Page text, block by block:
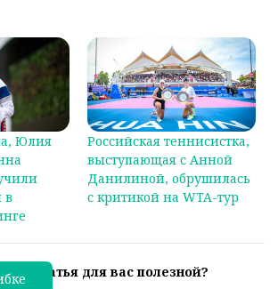
Юлия
в
Российская теннисистка,
выступающая с Анной
Данилиной, обрушилась
с критикой на WTA-тур
эта статья для вас полезной?